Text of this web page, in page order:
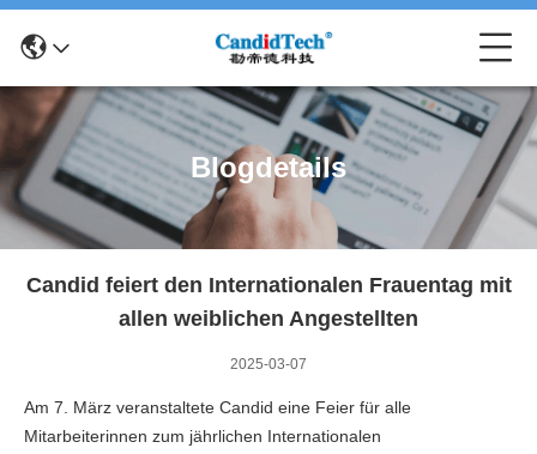
Blogdetails
Candid feiert den Internationalen Frauentag mit
allen weiblichen Angestellten
2025-03-07
Am 7. März veranstaltete Candid eine Feier für alle
Mitarbeiterinnen zum jährlichen Internationalen